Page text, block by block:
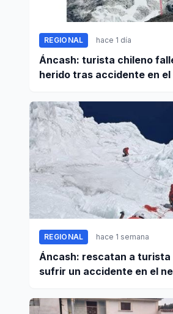
REGIONAL hace 1 día
Áncash: turista chileno
herido tras accidente en el
REGIONAL hace 1 semana
Áncash: rescatan a
sufrir un accidente en el